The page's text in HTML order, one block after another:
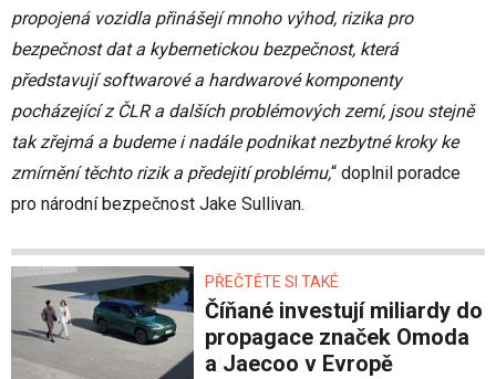
propojená vozidla přinášejí mnoho výhod, rizika pro
bezpečnost dat a kybernetickou bezpečnost, která
představují softwarové a hardwarové komponenty
pocházející z ČLR a dalších problémových zemí, jsou stejně
tak zřejmá a budeme i nadále podnikat nezbytné kroky ke
zmírnění těchto rizik a předejití problému,“ doplnil poradce
pro národní bezpečnost Jake Sullivan.
PŘEČTĚTE SI TAKÉ
Číňané investují miliardy do
propagace značek Omoda
a Jaecoo v Evropě